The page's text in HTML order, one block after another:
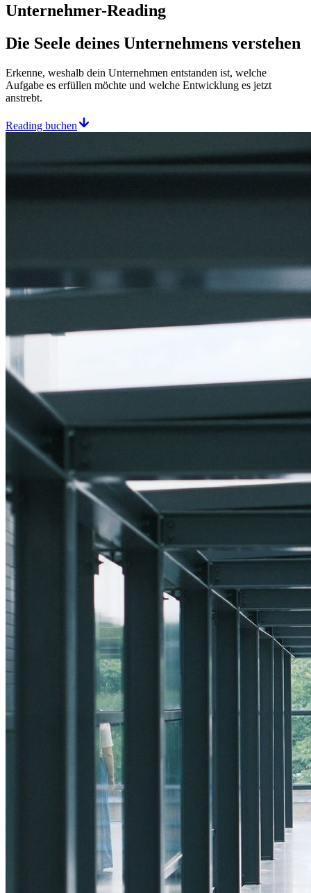
Unternehmer-Reading
Die Seele deines Unternehmens verstehen
Erkenne, weshalb dein Unternehmen entstanden ist, welche
Aufgabe es erfüllen möchte und welche Entwicklung es jetzt
anstrebt.
Reading buchen